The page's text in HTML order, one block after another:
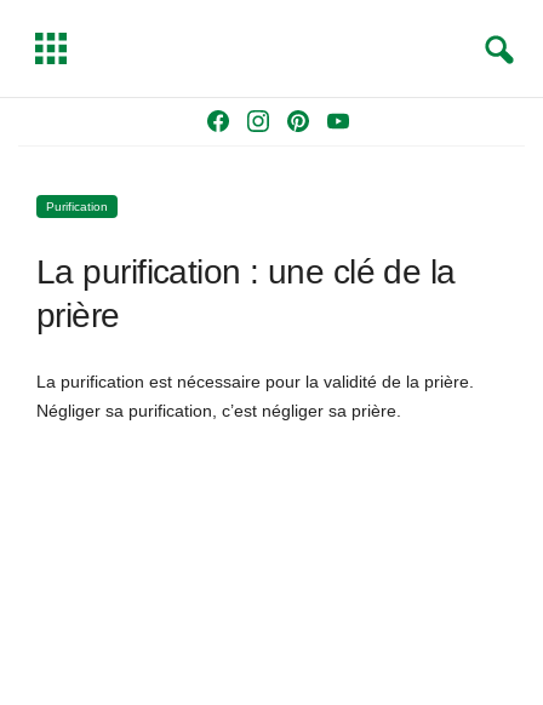
o
g
r
Y
b
T
g
e
a
Purification
La purification : une clé de la
prière
La purification est nécessaire pour la validité de la prière.
Négliger sa purification, c’est négliger sa prière.